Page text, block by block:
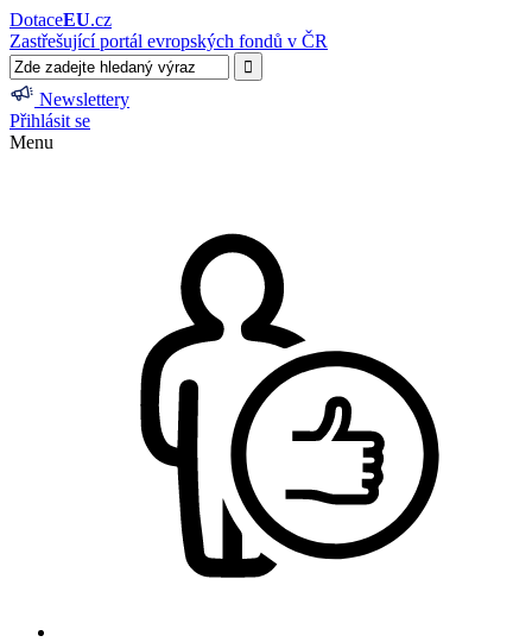
DotaceEU.cz
Zastřešující portál evropských fondů v ČR
Newslettery
Přihlásit se
Menu